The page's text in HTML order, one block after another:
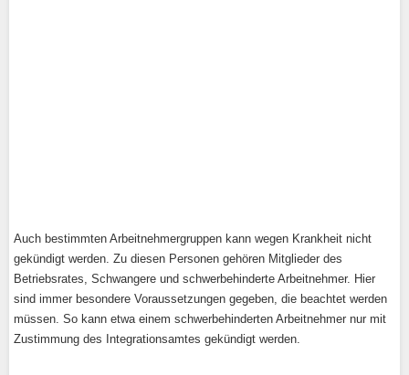
Auch bestimmten Arbeitnehmergruppen kann wegen Krankheit nicht
gekündigt werden. Zu diesen Personen gehören Mitglieder des
Betriebsrates, Schwangere und schwerbehinderte Arbeitnehmer. Hier
sind immer besondere Voraussetzungen gegeben, die beachtet werden
müssen. So kann etwa einem schwerbehinderten Arbeitnehmer nur mit
Zustimmung des Integrationsamtes gekündigt werden.